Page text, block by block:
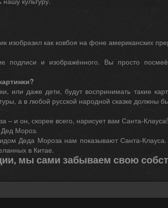
изобразил как ковбоя на фоне американских
подписи и изображённого. Вы просто
или даже дети, будут воспринимать такие
а в любой русской народной сказке должны
– и он, скорее всего, нарисует вам Санта-Клауса!
Мороз.
Деда Мороза нам показывают Санта-Клауса.
в Китае.
мы сами забываем свою